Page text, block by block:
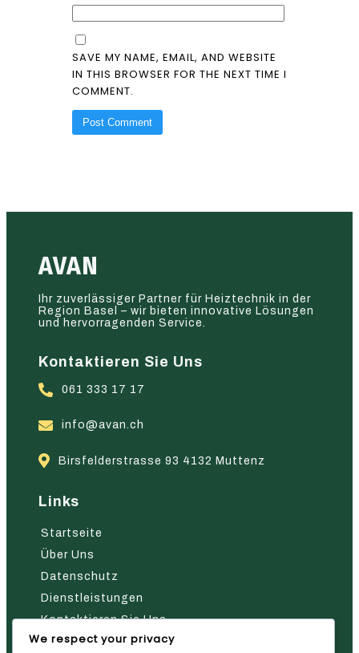
SAVE MY NAME, EMAIL, AND WEBSITE
IN THIS BROWSER FOR THE NEXT TIME I
COMMENT.
AVAN
Ihr zuverlässiger Partner für Heiztechnik in der
Region Basel – wir bieten innovative Lösungen
und hervorragenden Service.
Kontaktieren Sie Uns
061 333 17 17
info@avan.ch
Birsfelderstrasse 93 4132 Muttenz
Links
Startseite
Über Uns
Datenschutz
Dienstleistungen
Kontaktieren Sie Uns
We respect your privacy